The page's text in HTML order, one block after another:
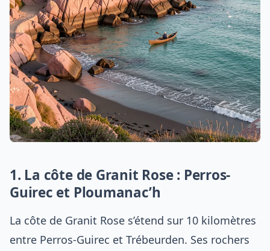
1. La côte de Granit Rose : Perros-
Guirec et Ploumanac’h
La côte de Granit Rose s’étend sur 10 kilomètres
entre Perros-Guirec et Trébeurden. Ses rochers